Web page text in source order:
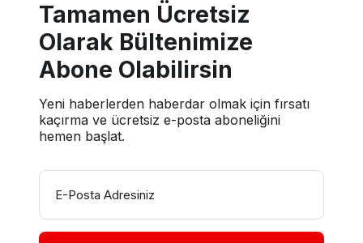
Tamamen Ücretsiz
Olarak Bültenimize
Abone Olabilirsin
Yeni haberlerden haberdar olmak için fırsatı
kaçırma ve ücretsiz e-posta aboneliğini
hemen başlat.
E-Posta Adresiniz